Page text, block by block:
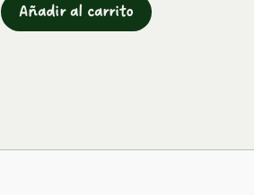
Añadir al carrito